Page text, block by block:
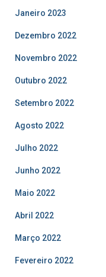
Janeiro 2023
Dezembro 2022
Novembro 2022
Outubro 2022
Setembro 2022
Agosto 2022
Julho 2022
Junho 2022
Maio 2022
Abril 2022
Março 2022
Fevereiro 2022